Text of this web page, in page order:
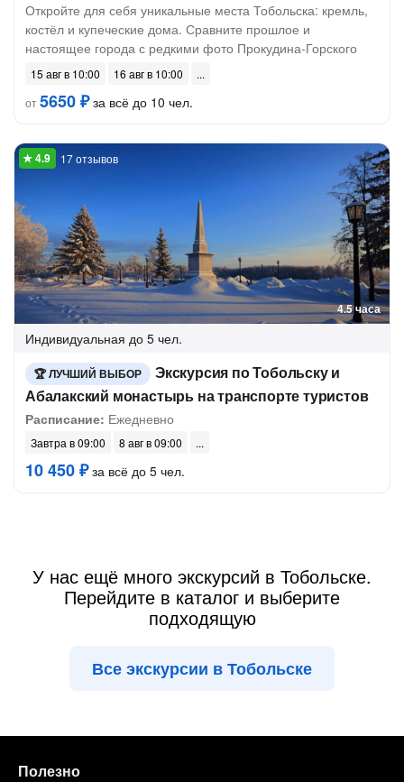
Откройте для себя уникальные места Тобольска: кремль,
костёл и купеческие дома. Сравните прошлое и
настоящее города с редкими фото Прокудина-Горского
15 авг в 10:00
16 авг в 10:00
от5650 ₽за всё до 10 чел.
4.5 часа
17 отзывов
Индивидуальная до 5 чел.
ЛУЧШИЙ ВЫБОР
Экскурсия по Тобольску и
Абалакский монастырь на транспорте туристов
Расписание: Ежедневно
Завтра в 09:00 8 авг в 09:00
10 450 ₽за всё до 5 чел.
У нас ещё много экскурсий в Тобольске.
Перейдите в каталог и выберите
подходящую
Все экскурсии в Тобольске
Полезно